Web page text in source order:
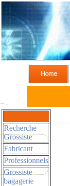
Recherche
Grossiste
Fabricant
Professionnels
Grossiste
bagagerie